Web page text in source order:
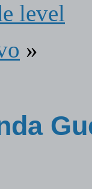
level
»